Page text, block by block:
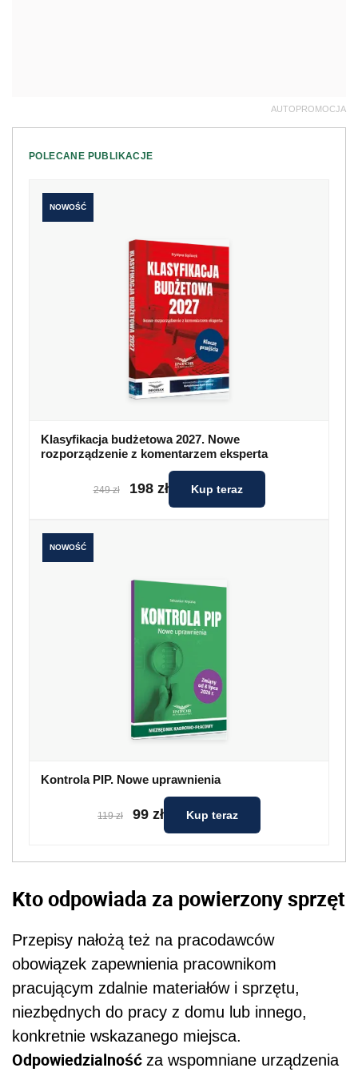
Klasyfikacja budżetowa 2027. Nowe
rozporządzenie z komentarzem eksperta
198 zł Kup teraz
Kontrola PIP. Nowe uprawnienia
Kup teraz
Kto odpowiada za powierzony sprzęt
Przepisy nałożą też na pracodawców
pracującym zdalnie materiałów i sprzętu,
niezbędnych do pracy z domu lub innego,
konkretnie wskazanego miejsca.
pozostanie jednak kwestią umowy pomiędzy
pracownikiem a jego miejscem pracy.
zniszczenia sprzętu. Z jednej strony dlatego,
że nie każde uszkodzenie jest objęte
gwarancją producenta. Poza tym np. laptopy
są często własnością firmy leasingowej, która
wymaga od pracodawcy dużej dbałości o
użytkowany sprzęt. Dlatego wielu z nich